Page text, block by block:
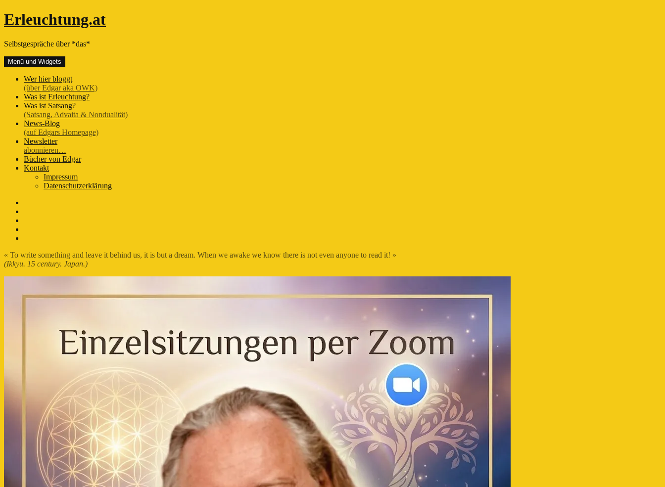
Zum
Inhalt
Erleuchtung.at
Selbstgespräche über *das*
Menü und Widgets
Wer hier bloggt
(über Edgar aka OWK)
Was ist Erleuchtung?
Was ist Satsang?
(Satsang, Advaita & Nondualität)
News-Blog
(auf Edgars Homepage)
Newsletter
abonnieren…
Bücher von Edgar
Kontakt
Impressum
Datenschutzerklärung
« To write something and leave it behind us, it is but a dream. When we awake we know there is not even anyone to read it! »
(Ikkyu. 15 century. Japan.)